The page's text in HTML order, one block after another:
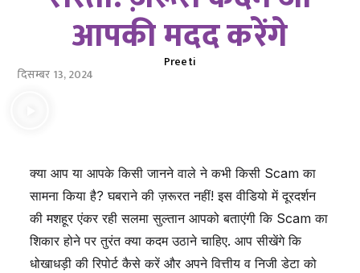
आपकी मदद करेंगे
Preeti
दिसम्बर 13, 2024
क्या आप या आपके किसी जानने वाले ने कभी किसी Scam का
सामना किया है? घबराने की ज़रूरत नहीं! इस वीडियो में दूरदर्शन
की मशहूर एंकर रही सलमा सुल्तान आपको बताएंगी कि Scam का
शिकार होने पर तुरंत क्या कदम उठाने चाहिए. आप सीखेंगे कि
धोखाधड़ी की रिपोर्ट कैसे करें और अपने वित्तीय व निजी डेटा को